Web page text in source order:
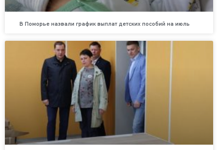
В Поморье назвали график выплат детских пособий на июль